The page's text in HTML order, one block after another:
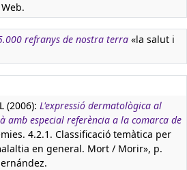
refranys de nostra terra «la salut i
(2006): L'expressió dermatològica al
amb especial referència a la comarca de
4.2.1. Classificació temàtica per
en general. Mort / Morir», p.